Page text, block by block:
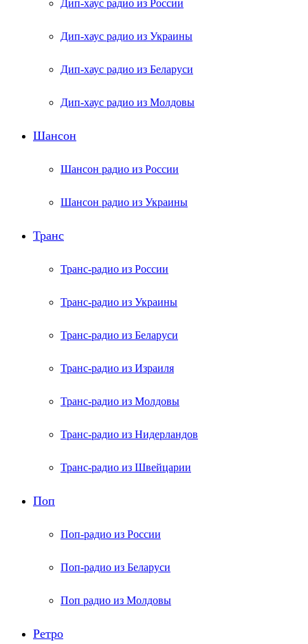
Дип-хаус радио из России
Дип-хаус радио из Украины
Дип-хаус радио из Беларуси
Дип-хаус радио из Молдовы
Шансон
Шансон радио из России
Шансон радио из Украины
Транс
Транс-радио из России
Транс-радио из Украины
Транс-радио из Беларуси
Транс-радио из Израиля
Транс-радио из Молдовы
Транс-радио из Нидерландов
Транс-радио из Швейцарии
Поп
Поп-радио из России
Поп-радио из Беларуси
Поп радио из Молдовы
Ретро